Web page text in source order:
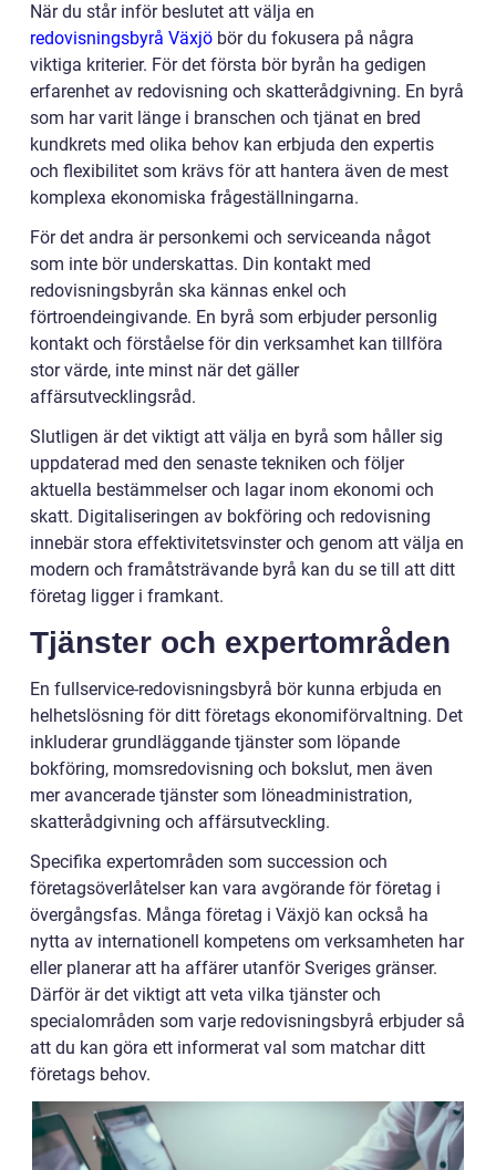
När du står inför beslutet att välja en
redovisningsbyrå Växjö bör du fokusera på några
viktiga kriterier. För det första bör byrån ha gedigen
erfarenhet av redovisning och skatterådgivning. En byrå
som har varit länge i branschen och tjänat en bred
kundkrets med olika behov kan erbjuda den expertis
och flexibilitet som krävs för att hantera även de mest
komplexa ekonomiska frågeställningarna.
För det andra är personkemi och serviceanda något
som inte bör underskattas. Din kontakt med
redovisningsbyrån ska kännas enkel och
förtroendeingivande. En byrå som erbjuder personlig
kontakt och förståelse för din verksamhet kan tillföra
stor värde, inte minst när det gäller
affärsutvecklingsråd.
Slutligen är det viktigt att välja en byrå som håller sig
uppdaterad med den senaste tekniken och följer
aktuella bestämmelser och lagar inom ekonomi och
skatt. Digitaliseringen av bokföring och redovisning
innebär stora effektivitetsvinster och genom att välja en
modern och framåtsträvande byrå kan du se till att ditt
företag ligger i framkant.
Tjänster och expertområden
En fullservice-redovisningsbyrå bör kunna erbjuda en
helhetslösning för ditt företags ekonomiförvaltning. Det
inkluderar grundläggande tjänster som löpande
bokföring, momsredovisning och bokslut, men även
mer avancerade tjänster som löneadministration,
skatterådgivning och affärsutveckling.
Specifika expertområden som succession och
företagsöverlåtelser kan vara avgörande för företag i
övergångsfas. Många företag i Växjö kan också ha
nytta av internationell kompetens om verksamheten har
eller planerar att ha affärer utanför Sveriges gränser.
Därför är det viktigt att veta vilka tjänster och
specialområden som varje redovisningsbyrå erbjuder så
att du kan göra ett informerat val som matchar ditt
företags behov.